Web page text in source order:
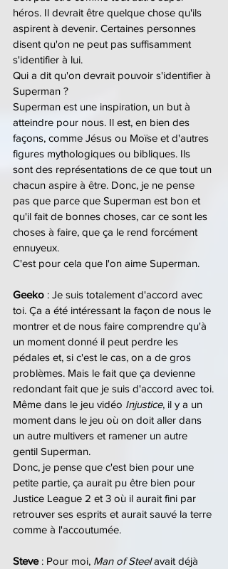
héros. Il devrait être quelque chose qu'ils
aspirent à devenir. Certaines personnes
disent qu'on ne peut pas suffisamment
s'identifier à lui.
Qui a dit qu'on devrait pouvoir s'identifier à
Superman ?
Superman est une inspiration, un but à
atteindre pour nous. Il est, en bien des
façons, comme Jésus ou Moïse et d'autres
figures mythologiques ou bibliques. Ils
sont des représentations de ce que tout un
chacun aspire à être. Donc, je ne pense
pas que parce que Superman est bon et
qu'il fait de bonnes choses, car ce sont les
choses à faire, que ça le rend forcément
ennuyeux.
C'est pour cela que l'on aime Superman.
Geeko : Je suis totalement d'accord avec
toi. Ça a été intéressant la façon de nous le
montrer et de nous faire comprendre qu'à
un moment donné il peut perdre les
pédales et, si c'est le cas, on a de gros
problèmes. Mais le fait que ça devienne
redondant fait que je suis d'accord avec toi.
Même dans le jeu vidéo Injustice, il y a un
moment dans le jeu où on doit aller dans
un autre multivers et ramener un autre
gentil Superman.
Donc, je pense que c'est bien pour une
petite partie, ça aurait pu être bien pour
Justice League 2 et 3 où il aurait fini par
retrouver ses esprits et aurait sauvé la terre
comme à l'accoutumée.
Steve : Pour moi, Man of Steel avait déjà